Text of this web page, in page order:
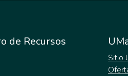
de Recursos
Sitio